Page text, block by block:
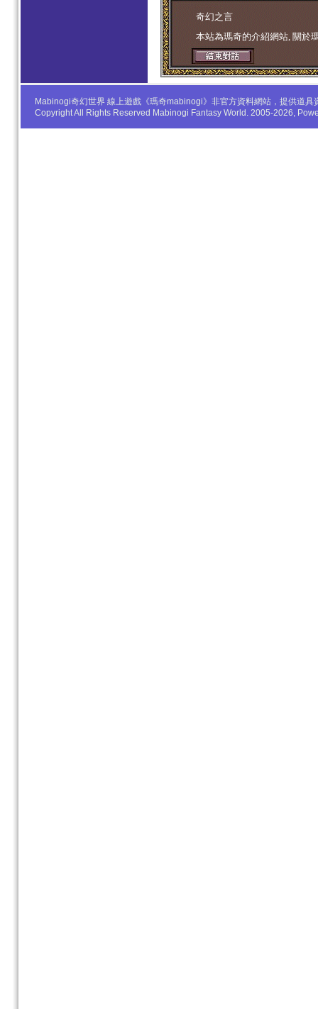
学生妹 奇幻之言
本站為瑪奇的介紹網站, 關於
Mabinogi奇幻世界 線上遊戲《瑪奇mabinogi》非官方資料網站，提供道
Copyright All Rights Reserved Mabinogi Fantasy World. 2005-2026,